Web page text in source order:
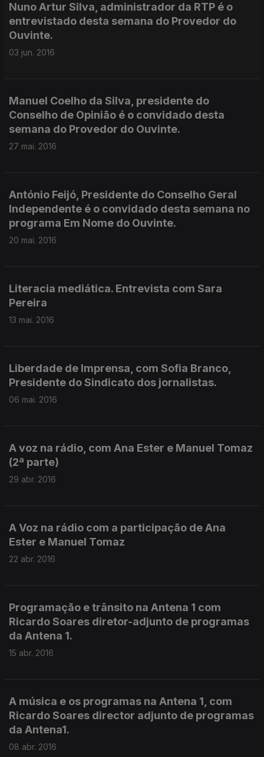
Nuno Artur Silva, administrador da RTP é o
entrevistado desta semana do Provedor do
Ouvinte.
03 jun. 2016
Manuel Coelho da Silva, presidente do
Conselho de Opinião é o convidado desta
semana do Provedor do Ouvinte.
27 mai. 2016
António Feijó, Presidente do Conselho Geral
Independente é o convidado desta semana no
programa Em Nome do Ouvinte.
20 mai. 2016
Literacia mediática. Entrevista com Sara
Pereira
13 mai. 2016
Liberdade de Imprensa, com Sofia Branco,
Presidente do Sindicato dos jornalistas.
06 mai. 2016
A voz na rádio, com Ana Ester e Manuel Tomaz
(2ª parte)
29 abr. 2016
A Voz na rádio com a participação de Ana
Ester e Manuel Tomaz
22 abr. 2016
Programação e trânsito na Antena 1 com
Ricardo Soares diretor-adjunto de programas
da Antena 1.
15 abr. 2016
A música e os programas na Antena 1, com
Ricardo Soares director adjunto de programas
da Antena1.
08 abr. 2016